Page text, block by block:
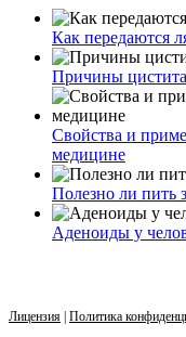
Как передаются
Причины
Свойства и
медицине
Полезно ли пить
Аденоиды у
Лицензия | Политика